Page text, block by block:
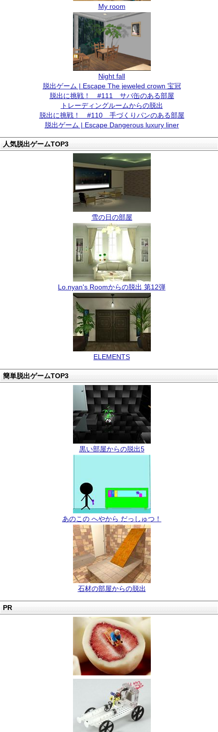
My room
Night fall
脱出ゲーム | Escape The jeweled crown 宝冠
脱出に挑戦！ #111 サバ缶のある部屋
トレーディングルームからの脱出
脱出に挑戦！ #110 手づくりパンのある部屋
脱出ゲーム | Escape Dangerous luxury liner
人気脱出ゲームTOP3
雪の日の部屋
Lo.nyan's Roomからの脱出 第12弾
ELEMENTS
簡単脱出ゲームTOP3
黒い部屋からの脱出5
あのこの へやから だっしゅつ！
石材の部屋からの脱出
PR